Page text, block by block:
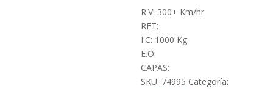
R.V: 300+ Km/hr
RFT:
I.C: 1000 Kg
E.O:
CAPAS:
SKU: 74995 Categoría: